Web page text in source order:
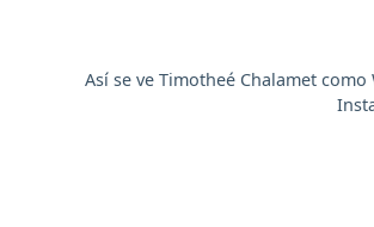
Así se ve Timotheé Chalamet como